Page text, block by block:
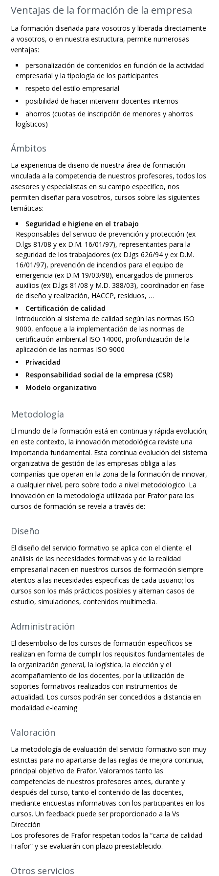
Ventajas de la formación de la empresa
La formación diseñada para vosotros y liberada directamente
a vosotros, o en nuestra estructura, permite numerosas
ventajas:
personalización de contenidos en función de la actividad
empresarial y la tipología de los participantes
respeto del estilo empresarial
posibilidad de hacer intervenir docentes internos
ahorros (cuotas de inscripción de menores y ahorros
logísticos)
Ámbitos
La experiencia de diseño de nuestra área de formación
vinculada a la competencia de nuestros profesores, todos los
asesores y especialistas en su campo específico, nos
permiten diseñar para vosotros, cursos sobre las siguientes
temáticas:
Seguridad e higiene en el trabajo
Responsables del servicio de prevención y protección (ex
D.lgs 81/08 y ex D.M. 16/01/97), representantes para la
seguridad de los trabajadores (ex D.lgs 626/94 y ex D.M.
16/01/97), prevención de incendios para el equipo de
emergencia (ex D.M 19/03/98), encargados de primeros
auxilios (ex D.lgs 81/08 y M.D. 388/03), coordinador en fase
de diseño y realización, HACCP, residuos, …
Certificación de calidad
Introducción al sistema de calidad según las normas ISO
9000, enfoque a la implementación de las normas de
certificación ambiental ISO 14000, profundización de la
aplicación de las normas ISO 9000
Privacidad
Responsabilidad social de la empresa (CSR)
Modelo organizativo
Metodología
El mundo de la formación está en continua y rápida evolución;
en este contexto, la innovación metodológica reviste una
importancia fundamental. Esta continua evolución del sistema
organizativa de gestión de las empresas obliga a las
compañías que operan en la zona de la formación de innovar,
a cualquier nivel, pero sobre todo a nivel metodologico. La
innovación en la metodología utilizada por Frafor para los
cursos de formación se revela a través de:
Diseño
El diseño del servicio formativo se aplica con el cliente: el
análisis de las necesidades formativas y de la realidad
empresarial nacen en nuestros cursos de formación siempre
atentos a las necesidades especificas de cada usuario; los
cursos son los más prácticos posibles y alternan casos de
estudio, simulaciones, contenidos multimedia.
Administración
El desembolso de los cursos de formación específicos se
realizan en forma de cumplir los requisitos fundamentales de
la organización general, la logística, la elección y el
acompañamiento de los docentes, por la utilización de
soportes formativos realizados con instrumentos de
actualidad. Los cursos podrán ser concedidos a distancia en
modalidad e-learning
Valoración
La metodología de evaluación del servicio formativo son muy
estrictas para no apartarse de las reglas de mejora continua,
principal objetivo de Frafor. Valoramos tanto las
competencias de nuestros profesores antes, durante y
después del curso, tanto el contenido de las docentes,
mediante encuestas informativas con los participantes en los
cursos. Un feedback puede ser proporcionado a la Vs
Dirección
Los profesores de Frafor respetan todos la “carta de calidad
Frafor” y se evaluarán con plazo preestablecido.
Otros servicios